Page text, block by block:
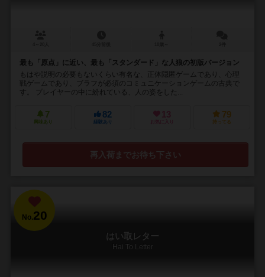
最も「原点」に近い、最も「スタンダード」な人狼の初版バージョン
もはや説明の必要もないくらい有名な、正体隠匿ゲームであり、心理
戦ゲームであり、ブラフが必須のコミュニケーションゲームの古典で
す。 プレイヤーの中に紛れている、人の姿をした...
7
興味あり
82
経験あり
13
お気に入り
79
持ってる
再入荷までお待ち下さい
No.20
はい取レター
Hai To Letter